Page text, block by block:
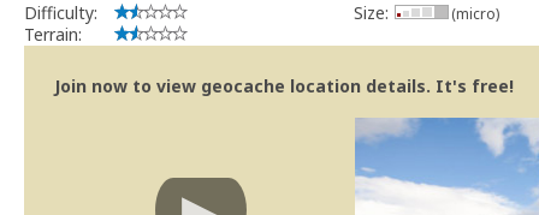
Difficulty:
Terrain:
Size: (micro)
Join now to view geocache location details. It's free!